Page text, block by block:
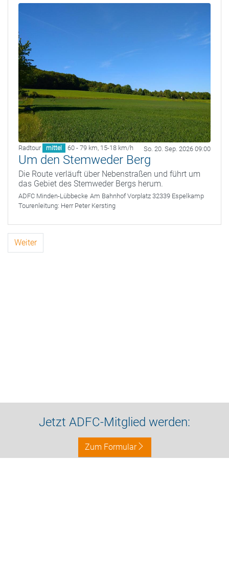
Radtour mittel 60 - 79 km, 15-18 km/h So. 20. Sep. 2026 09:00
Um den Stemweder Berg
Die Route verläuft über Nebenstraßen und führt um
das Gebiet des Stemweder Bergs herum.
ADFC Minden-Lübbecke Am Bahnhof Vorplatz 32339 Espelkamp
Tourenleitung: Herr Peter Kersting
Weiter
Jetzt ADFC-Mitglied werden:
Zum Formular